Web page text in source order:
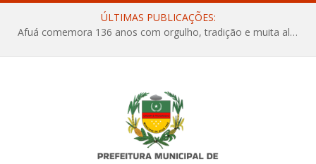
ÚLTIMAS PUBLICAÇÕES:
Afuá comemora 136 anos com orgulho, tradição e muita alegria na Quadra Dr. Nelson Salomão